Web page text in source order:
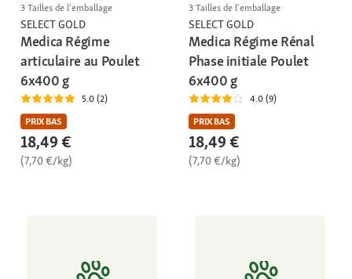
3 Tailles de l'emballage
SELECT GOLD
Medica Régime
articulaire au Poulet
6x400 g
5.0 (2)
PRIX BAS
18,49 €
(7,70 €/kg)
3 Tailles de l'emballage
SELECT GOLD
Medica Régime Rénal
Phase initiale Poulet
6x400 g
4.0 (9)
PRIX BAS
18,49 €
(7,70 €/kg)